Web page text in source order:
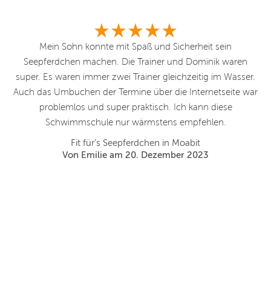
Mein Sohn konnte mit Spaß und Sicherheit sein
Seepferdchen machen. Die Trainer und Dominik waren
super. Es waren immer zwei Trainer gleichzeitig im Wasser.
Auch das Umbuchen der Termine über die Internetseite war
problemlos und super praktisch. Ich kann diese
Schwimmschule nur wärmstens empfehlen.
Fit für's Seepferdchen in Moabit
Von Emilie am 20. Dezember 2023